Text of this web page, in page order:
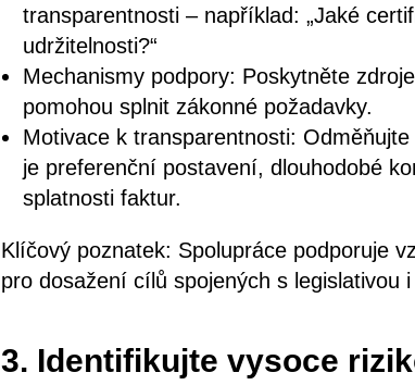
transparentnosti – například: „Jaké
udržitelnosti?“
Mechanismy podpory: Poskytněte
pomohou splnit zákonné požadavky.
Motivace k transparentnosti:
je preferenční postavení, dlouhodobé
splatnosti faktur.
Klíčový poznatek: Spolupráce podporuje
pro dosažení cílů spojených s legislativou
3. Identifikujte vysoce